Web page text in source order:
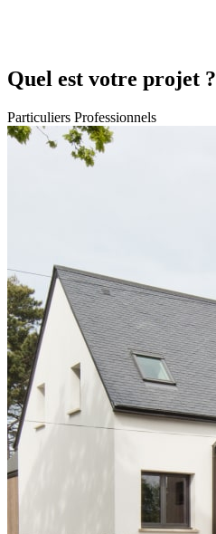
Quel est votre projet ?
Particuliers Professionnels